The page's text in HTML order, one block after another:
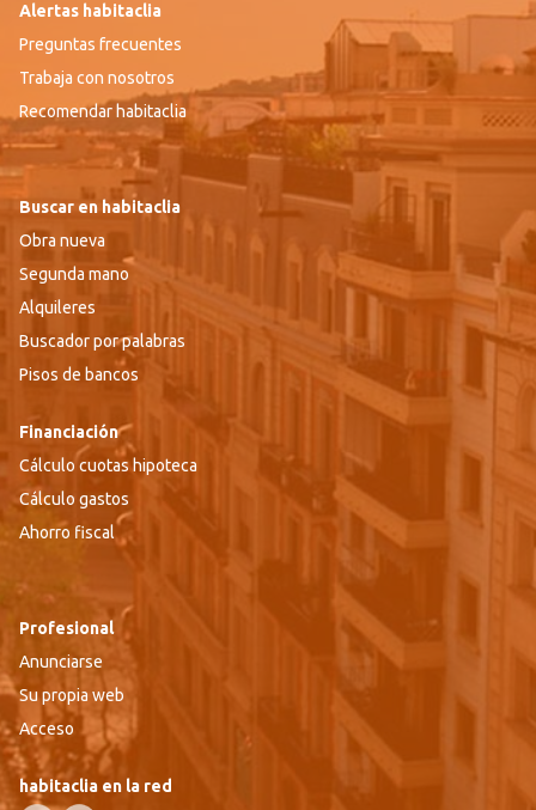
Alertas habitaclia
Preguntas frecuentes
Trabaja con nosotros
Recomendar habitaclia
Buscar en habitaclia
Obra nueva
Segunda mano
Alquileres
Buscador por palabras
Pisos de bancos
Financiación
Cálculo cuotas hipoteca
Cálculo gastos
Ahorro fiscal
Profesional
Anunciarse
Su propia web
Acceso
habitaclia en la red